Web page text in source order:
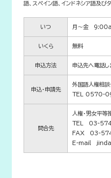
語、スペイン語、インドネシア語及び
いつ 月～金
いくら 無料
申込方法 申込先へ電話し
申込・申請先
外国語人権相談
TEL 0570-
問合先
人権・男女平等
TEL 03-
FAX 03-
E-mail